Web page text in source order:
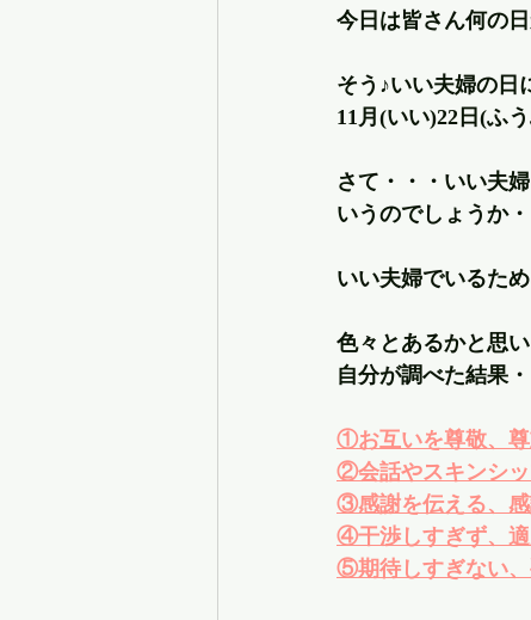
今日は皆さん何の
そう♪いい夫婦の日
11月(いい)22日(ふ
さて・・・いい夫
いうのでしょうか
いい夫婦でいるた
色々とあるかと思
自分が調べた結果
①お互いを尊敬、
②会話やスキンシッ
③感謝を伝える、
④干渉しすぎず、
⑤期待しすぎない